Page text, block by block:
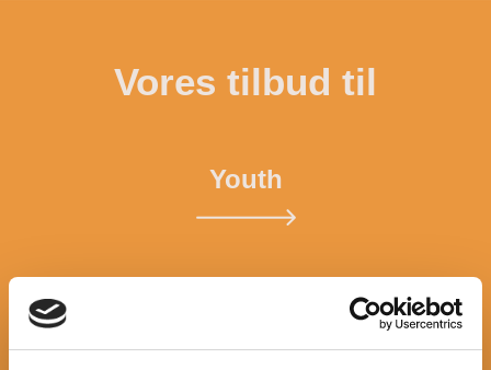
Vores tilbud til
Youth